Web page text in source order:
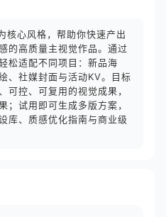
核心风格，帮助你快速产出
的高质量主视觉作品。通过
松适配不同项目：新品海
、社媒封面与活动KV。目标
可控、可复用的视觉成果，
；试用即可生成多版方案，
库、质感优化指南与商业级